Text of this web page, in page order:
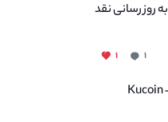
روز رسانی نقد
۱ ۱
نقد و بررسی صرافی‌کوکوین – Kucoin